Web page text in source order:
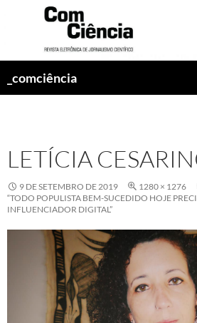
_comciência
LETÍCIA
9 DE SETEMBRO DE 2019 1280 × 1276
“TODO POPULISTA BEM-SUCEDIDO HOJE
INFLUENCIADOR DIGITAL”